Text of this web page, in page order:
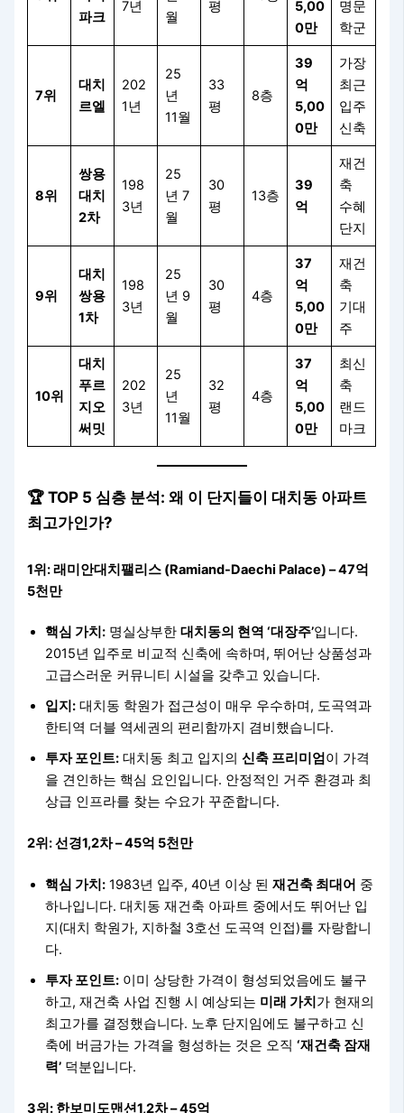
파크
7년
월
평
5,00
0만
명문
학군
7위
대치
르엘
202
1년
25
년
11월
33
평
8층
39
억
5,00
0만
가장
최근
입주
신축
8위
쌍용
대치
2차
198
3년
25
년 7
월
30
평
13층
39
억
재건
축
수혜
단지
9위
대치
쌍용
1차
198
3년
25
년 9
월
30
평
4층
37
억
5,00
0만
재건
축
기대
주
10위
대치
푸르
지오
써밋
202
3년
25
년
11월
32
평
4층
37
억
5,00
0만
최신
축
랜드
마크
🏆 TOP 5 심층 분석: 왜 이 단지들이 대치동 아파트
최고가인가?
1위: 래미안대치팰리스 (Ramiand-Daechi Palace) – 47억
5천만
핵심 가치: 명실상부한대치동의 현역 ‘대장주’입니다.
2015년 입주로 비교적 신축에 속하며, 뛰어난 상품성과
고급스러운 커뮤니티 시설을 갖추고 있습니다.
입지: 대치동 학원가 접근성이 매우 우수하며, 도곡역과
한티역 더블 역세권의 편리함까지 겸비했습니다.
투자 포인트: 대치동 최고 입지의신축 프리미엄이 가격
을 견인하는 핵심 요인입니다. 안정적인 거주 환경과 최
상급 인프라를 찾는 수요가 꾸준합니다.
2위: 선경1,2차 – 45억 5천만
핵심 가치: 1983년 입주, 40년 이상 된재건축 최대어 중
하나입니다. 대치동 재건축 아파트 중에서도 뛰어난 입
지(대치 학원가, 지하철 3호선 도곡역 인접)를 자랑합니
다.
투자 포인트: 이미 상당한 가격이 형성되었음에도 불구
하고, 재건축 사업 진행 시 예상되는 미래 가치가 현재의
최고가를 결정했습니다. 노후 단지임에도 불구하고 신
축에 버금가는 가격을 형성하는 것은 오직‘재건축 잠재
력’ 덕분입니다.
3위: 한보미도맨션1,2차 – 45억